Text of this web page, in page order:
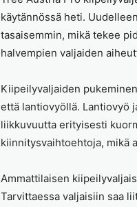
käytännössä heti.
tasaisemmin, mikä tekee
halvempien valjaiden
Kiipeilyvaljaiden
että lantiovyöllä. Lantiovyö
liikkuvuutta erityisesti
kiinnitysvaihtoehtoja, mikä
Ammattilaisen
Tarvittaessa valjaisiin saa